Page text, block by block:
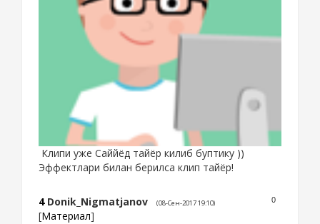
Клипи уже Саййёд тайёр килиб буптику ))
Эффектлари билан берилса клип тайёр!
0
4 Donik_Nigmatjanov (08-Сен-2017 19:10)
[Материал]